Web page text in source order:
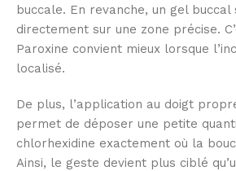
buccale. En revanche, un gel buccal
directement sur une zone précise.
Paroxine convient mieux lorsque
localisé.
De plus, l’application au doigt
permet de déposer une petite
chlorhexidine exactement où la
Ainsi, le geste devient plus ciblé